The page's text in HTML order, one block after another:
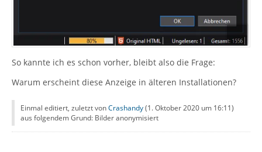
So kannte ich es schon vorher, bleibt also die Frage:
Warum erscheint diese Anzeige in älteren Installationen?
Einmal editiert, zuletzt vonCrashandy(1. Oktober 2020 um 16:11)
aus folgendem Grund: Bilder anonymisiert